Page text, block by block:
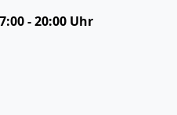
- 20:00 Uhr